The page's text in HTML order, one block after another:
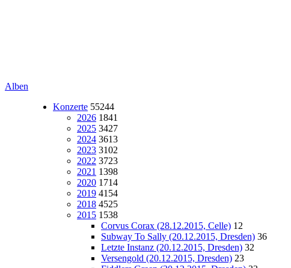
Alben
Konzerte 55244
2026 1841
2025 3427
2024 3613
2023 3102
2022 3723
2021 1398
2020 1714
2019 4154
2018 4525
2015 1538
Corvus Corax (28.12.2015, Celle) 12
Subway To Sally (20.12.2015, Dresden) 36
Letzte Instanz (20.12.2015, Dresden) 32
Versengold (20.12.2015, Dresden) 23